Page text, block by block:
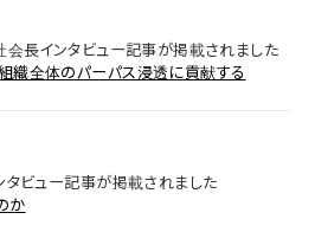
会長インタビュー記事が掲載されました
織全体のパーパス浸透に貢献する
タビュー記事が掲載されました
か